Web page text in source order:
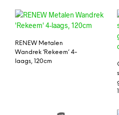
RENEW Metalen
Wandrek ‘Rekeem’ 4-
laags, 120cm